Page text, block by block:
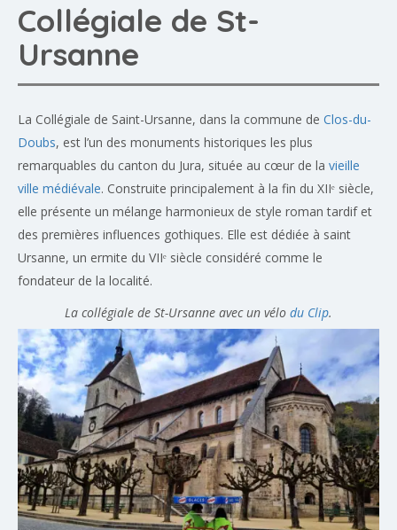
Collégiale de St-
Ursanne
La Collégiale de Saint-Ursanne, dans la commune de Clos-du-
Doubs, est l’un des monuments historiques les plus
remarquables du canton du Jura, située au cœur de la vieille
ville médiévale. Construite principalement à la fin du XIIᵉ siècle,
elle présente un mélange harmonieux de style roman tardif et
des premières influences gothiques. Elle est dédiée à saint
Ursanne, un ermite du VIIᵉ siècle considéré comme le
fondateur de la localité.
La collégiale de St-Ursanne avec un vélo du Clip.